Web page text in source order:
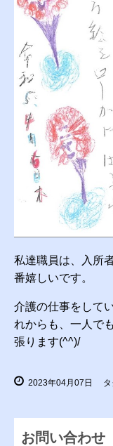
私達職員は、入所
番嬉しいです。
介護の仕事をして
れからも、一人で
張ります(^^)/
2023年04月07日
お問い合わせ